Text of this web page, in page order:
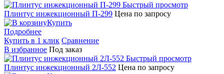
Быстрый просмотр
Плинтус инжекционный П-299 Цена по запросу
Купить
Подробнее
Купить в 1 клик Сравнение
В избранное Под заказ
Быстрый просмотр
Плинтус инжекционный 2Л-552 Цена по запросу